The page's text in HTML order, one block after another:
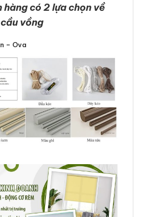
hàng có 2 lựa chọn về
vồng
– Ova